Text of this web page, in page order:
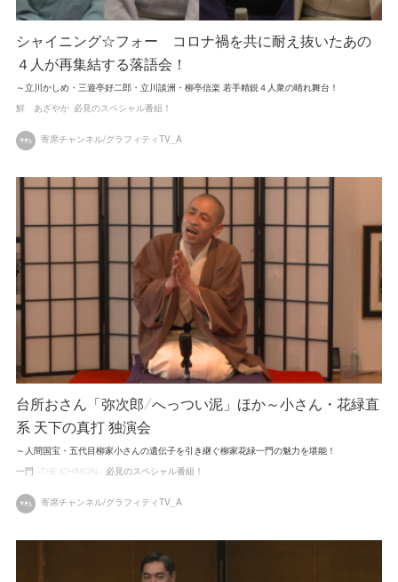
シャイニング☆フォー コロナ禍を共に耐え抜いたあの
４人が再集結する落語会！
～立川かしめ・三遊亭好二郎・立川談洲・柳亭信楽 若手精鋭４人衆の晴れ舞台！
鮮 あざやか 必見のスペシャル番組！
寄席チャンネル/グラフィティTV_A
台所おさん「弥次郎/へっつい泥」ほか～小さん・花緑直
系 天下の真打 独演会
～人間国宝・五代目柳家小さんの遺伝子を引き継ぐ柳家花緑一門の魅力を堪能！
一門 -THE ICHIMON- 必見のスペシャル番組！
寄席チャンネル/グラフィティTV_A